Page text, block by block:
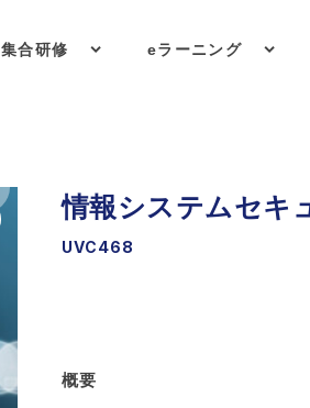
集合研修 eラーニング
情報システムセキ
UVC468
概要